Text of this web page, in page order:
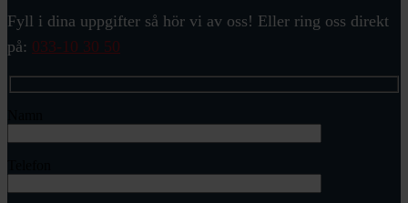
Fyll i dina uppgifter så hör vi av oss! Eller ring oss direkt
på: 033-10 30 50